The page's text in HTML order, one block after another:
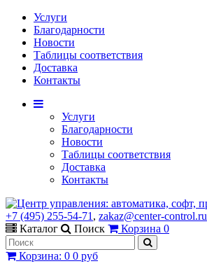
Услуги
Благодарности
Новости
Таблицы соответствия
Доставка
Контакты
Услуги
Благодарности
Новости
Таблицы соответствия
Доставка
Контакты
+7 (495) 255-54-71 , zakaz@center-control.ru
Каталог
Поиск Корзина 0
Корзина: 0 0 руб